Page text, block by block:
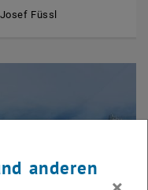
Josef Füssl
anderen